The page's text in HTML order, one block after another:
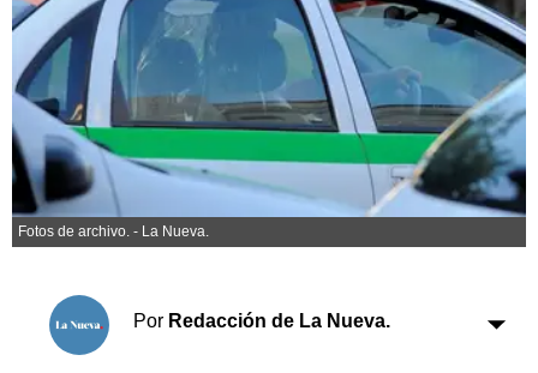
libre
Tecnología
Turismo
Es viral
El tiempo
Cartón Lleno
Fúnebres
Clasificados
Suplementos
Fotos de archivo. - La Nueva.
Por Redacción de La Nueva.